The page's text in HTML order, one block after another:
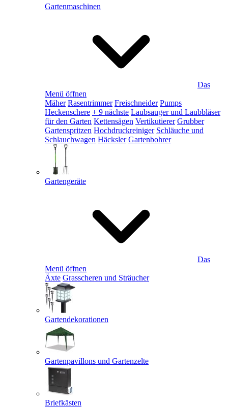
Gartenmaschinen
Das
Menü öffnen
Mäher Rasentrimmer Freischneider Pumps
Heckenschere + 9 nächste Laubsauger und Laubbläser
für den Garten Kettensägen Vertikutierer Grubber
Gartenspritzen Hochdruckreiniger Schläuche und
Schlauchwagen Häcksler Gartenbohrer
Gartengeräte
Das
Menü öffnen
Äxte Grasscheren und Sträucher
Gartendekorationen
Gartenpavillons und Gartenzelte
Briefkästen